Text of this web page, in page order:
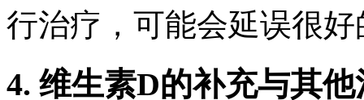
行治疗，可能会延误很
4. 维生素D的补充与其